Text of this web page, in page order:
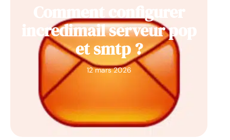
Comment configurer
incredimail serveur pop
et smtp ?
12 mars 2026